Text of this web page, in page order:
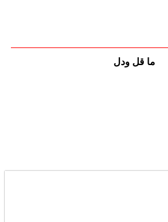
ما قل ودل